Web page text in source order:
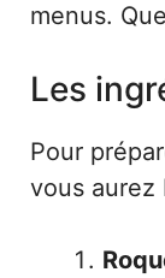
menus.
Les
Pour
vous aurez